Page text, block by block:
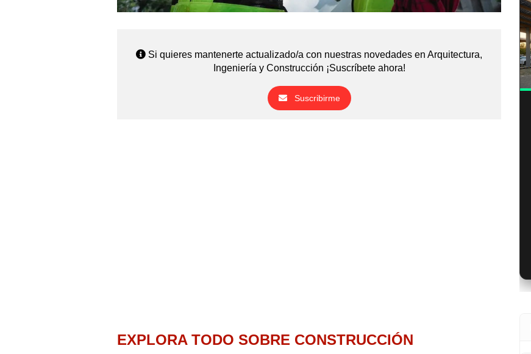
Si quieres mantenerte actualizado/a con nuestras novedades en Arquitectura,
Ingeniería y Construcción ¡Suscríbete ahora!
Suscribirme
EXPLORA TODO SOBRE CONSTRUCCIÓN